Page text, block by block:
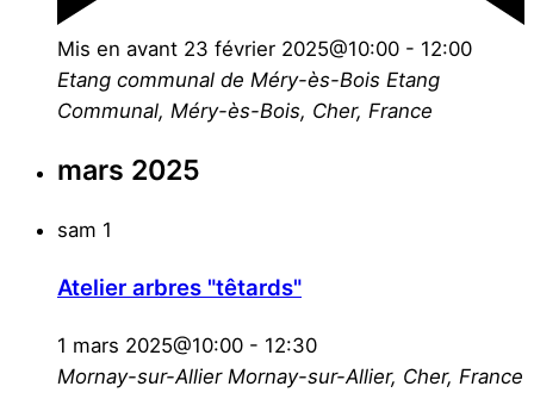
Mis en avant 23 février 2025@10:00 - 12:00
Etang communal de Méry-ès-Bois Etang
Communal, Méry-ès-Bois, Cher, France
mars 2025
sam 1
Atelier arbres "têtards"
1 mars 2025@10:00 - 12:30
Mornay-sur-Allier Mornay-sur-Allier, Cher, France